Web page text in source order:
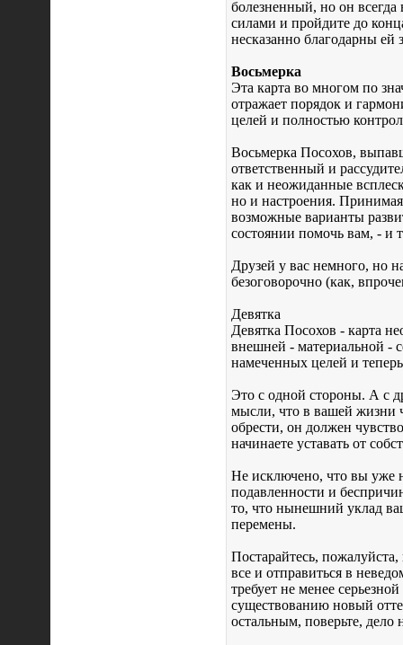
болезненный, но он
силами и пройдите до
несказанно благодарны
Восьмерка
Эта карта во многом по
отражает порядок и
целей и полностью
Восьмерка Посохов,
ответственный и
как и неожиданные
но и настроения.
возможные варианты
состоянии помочь вам, - и
Друзей у вас немного, но
безоговорочно (как,
Девятка
Девятка Посохов - карта
внешней - материальной -
намеченных целей и
Это с одной стороны. А с
мысли, что в вашей жизни
обрести, он должен
начинаете уставать от
Не исключено, что вы уже
подавленности и
то, что нынешний уклад
перемены.
Постарайтесь,
все и отправиться в
требует не менее
существованию новый
остальным, поверьте, дело